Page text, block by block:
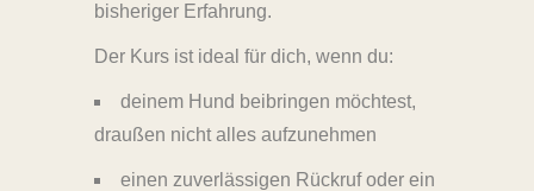
bisheriger Erfahrung.
Der Kurs ist ideal für dich, wenn du:
deinem Hund beibringen möchtest,
draußen nicht alles aufzunehmen
einen zuverlässigen Rückruf oder ein